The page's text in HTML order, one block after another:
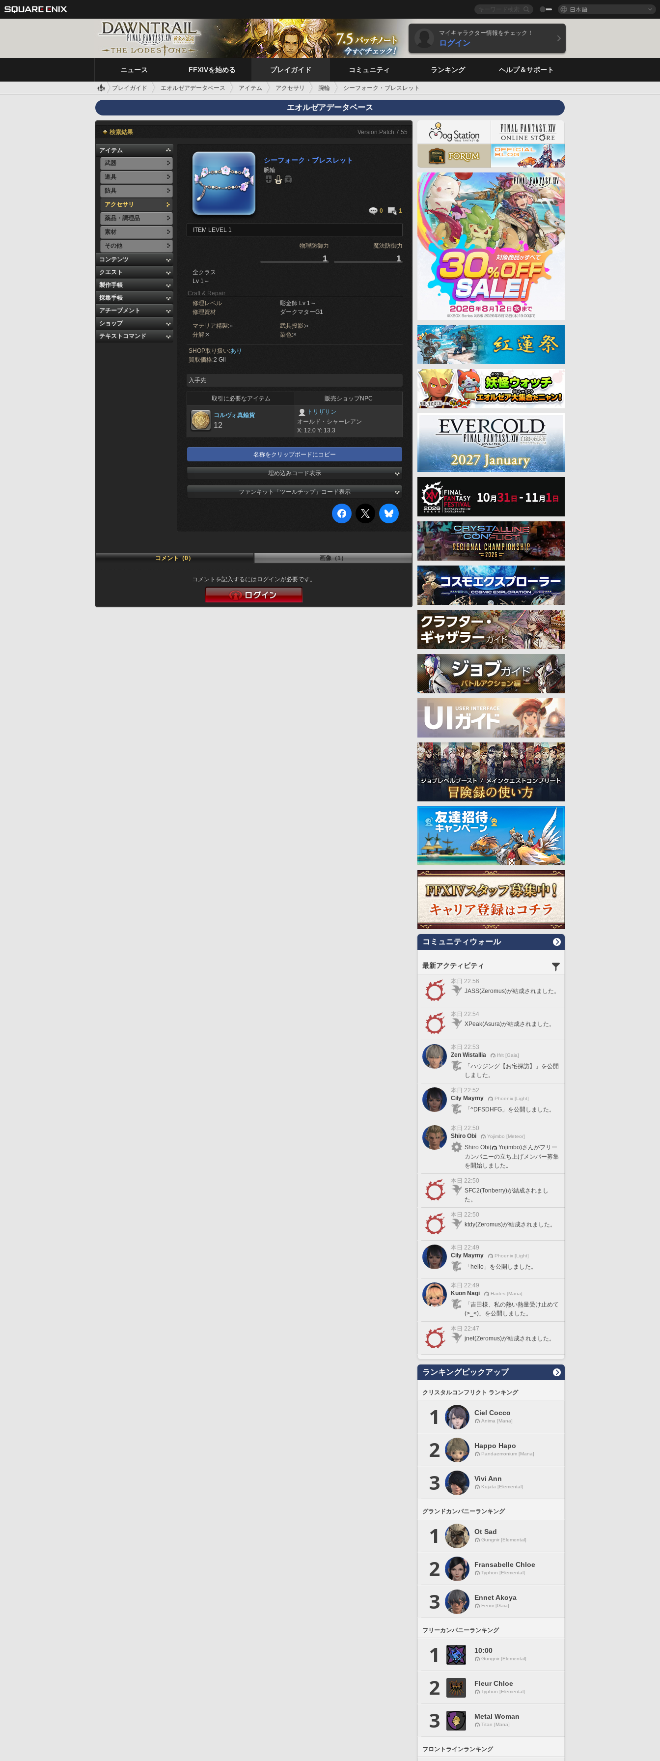
日本語
マイキャラクター情報をチェック！
ログイン
ニュース FFXIVを始める プレイガイド コミュニティ ランキング ヘルプ＆サポート
プレイガイド エオルゼアデータベース アイテム アクセサリ 腕輪 シーフォーク・ブレスレット
エオルゼアデータベース
検索結果 Version:Patch 7.55
アイテム
武器
道具
防具
アクセサリ
薬品・調理品
素材
その他
コンテンツ
クエスト
製作手帳
採集手帳
アチーブメント
ショップ
テキストコマンド
シーフォーク・ブレスレット
腕輪
0 1
ITEM LEVEL 1
物理防御力 魔法防御力
1 1
全クラス
Lv 1～
Craft & Repair
修理レベル
彫金師 Lv 1～
修理資材
ダークマターG1
マテリア精製:○ 武具投影:○
分解:× 染色:×
SHOP取り扱い:あり
買取価格:2 Gil
入手先
取引に必要なアイテム 販売ショップNPC
コルヴォ真鍮貨
12
トリザサン
オールド・シャーレアン
X: 12.0 Y: 13.3
名称をクリップボードにコピー
埋め込みコード表示
ファンキット「ツールチップ」コード表示
コメント（0） 画像（1）
コメントを記入するにはログインが必要です。
コミュニティウォール
最新アクティビティ
本日 22:56
JASS(Zeromus)が結成されました。
本日 22:54
XPeak(Asura)が結成されました。
本日 22:53
Zen Wistallia
Ifrit [Gaia]
「ハウジング【お宅探訪】」を公開
しました。
本日 22:52
Cily Maymy
Phoenix [Light]
「^DFSDHFG」を公開しました。
本日 22:50
Shiro Obi
Yojimbo [Meteor]
Shiro Obi(
Yojimbo)さんがフリー
カンパニーの立ち上げメンバー募集
を開始しました。
本日 22:50
SFC2(Tonberry)が結成されまし
た。
本日 22:50
ktdy(Zeromus)が結成されました。
本日 22:49
Cily Maymy
Phoenix [Light]
「hello」を公開しました。
本日 22:49
Kuon Nagi
Hades [Mana]
「吉田様、私の熱い熱量受け止めて
(>_<)」を公開しました。
本日 22:47
jnet(Zeromus)が結成されました。
ランキングピックアップ
クリスタルコンフリクト ランキング
1 Ciel Cocco
Anima [Mana]
2 Happo Hapo
Pandaemonium [Mana]
3 Vivi Ann
Kujata [Elemental]
グランドカンパニーランキング
1 Ot Sad
Gungnir [Elemental]
2 Fransabelle Chloe
Typhon [Elemental]
3 Ennet Akoya
Fenrir [Gaia]
フリーカンパニーランキング
1 10:00
Gungnir [Elemental]
2 Fleur Chloe
Typhon [Elemental]
3 Metal Woman
Titan [Mana]
フロントラインランキング